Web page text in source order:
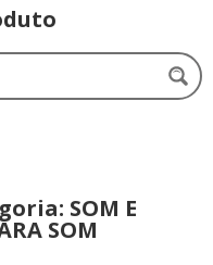
SOM E
SOM